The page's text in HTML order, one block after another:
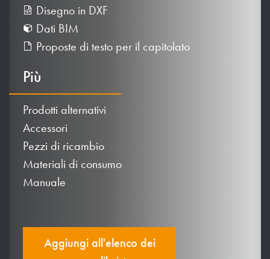
Disegno in DXF
Dati BIM
Proposte di testo per il capitolato
Più
Prodotti alternativi
Accessori
Pezzi di ricambio
Materiali di consumo
Manuale
Aggiungi all'elenco dei